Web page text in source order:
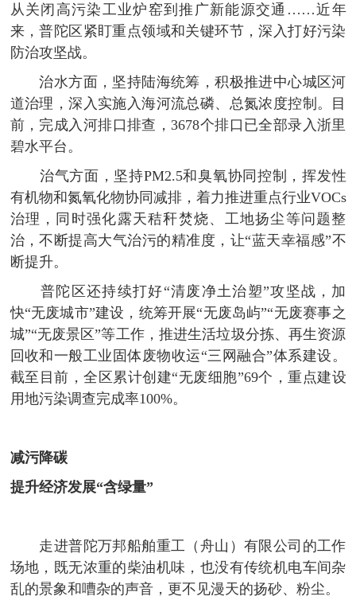
从关闭高污染工业炉窑到推广新能源交通……近年
来，普陀区紧盯重点领域和关键环节，深入打好污染
防治攻坚战。
治水方面，坚持陆海统筹，积极推进中心城区河
道治理，深入实施入海河流总磷、总氮浓度控制。目
前，完成入河排口排查，3678个排口已全部录入浙里
碧水平台。
治气方面，坚持PM2.5和臭氧协同控制，挥发性
有机物和氮氧化物协同减排，着力推进重点行业VOCs
治理，同时强化露天秸秆焚烧、工地扬尘等问题整
治，不断提高大气治污的精准度，让“蓝天幸福感”不
断提升。
普陀区还持续打好“清废净土治塑”攻坚战，加
快“无废城市”建设，统筹开展“无废岛屿”“无废赛事之
城”“无废景区”等工作，推进生活垃圾分拣、再生资源
回收和一般工业固体废物收运“三网融合”体系建设。
截至目前，全区累计创建“无废细胞”69个，重点建设
用地污染调查完成率100%。
减污降碳
提升经济发展“含绿量”
走进普陀万邦船舶重工（舟山）有限公司的工作
场地，既无浓重的柴油机味，也没有传统机电车间杂
乱的景象和嘈杂的声音，更不见漫天的扬砂、粉尘。